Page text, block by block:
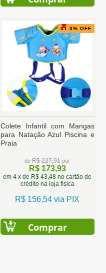
31.3% OFF
Colete Infantil com Mangas
para Natação Azul Piscina e
Praia
deR$ 227,91por
R$ 173,93
em 4 x de R$ 43,48 no cartão de
crédito na loja física
R$ 156,54 via PIX
Comprar